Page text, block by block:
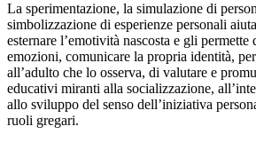
La sperimentazione, la simulazione di
simbolizzazione di esperienze personali
esternare l’emotività nascosta e gli
emozioni, comunicare la propria identità,
all’adulto che lo osserva, di valutare e
educativi miranti alla socializzazione,
allo sviluppo del senso dell’iniziativa
ruoli gregari.